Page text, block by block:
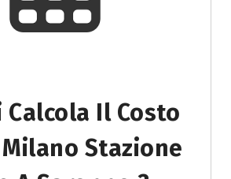
Calcola Il Costo
Stazione